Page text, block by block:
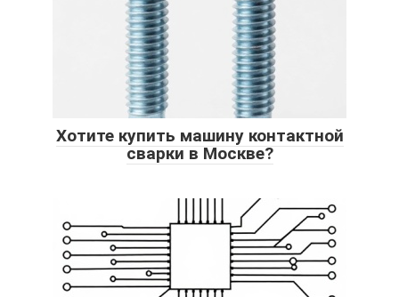
Хотите купить машину контактной
сварки в Москве?